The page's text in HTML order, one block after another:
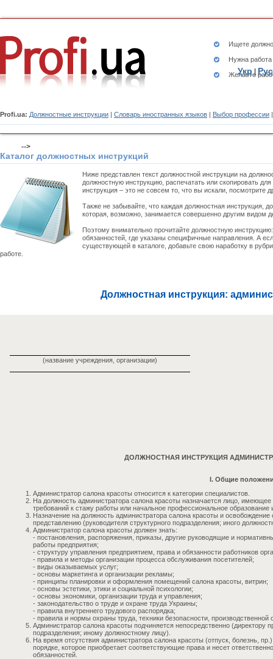
Ищете
Нужна
Желаете
Profi.ua: Должностные инструкции | Словарь иностранных языков | Выбор профессии
Укр| Рус
-->
Каталог должностных инструкций
Ниже представлен текст должностной инструкции на
должностную инструкцию, распечатать или скопировать
инструкция – это не совсем то, что вы искали, посмотрите
Также не забывайте, что каждая должностная инструкция,
которая, возможно, занимается совершенно другим видом
Поэтому внимательно прочитайте должностную
обязанностей, где указаны специфичные направления. А
существующей в каталоге, добавьте свою наработку в
работе.
Должностная инструкция:
(название учреждения, организации)
ДОЛЖНОСТНАЯ ИНСТРУКЦИЯ
I. Общие
Администратор салона красоты относится к категории специалистов.
На должность администратора салона красоты назначается лицо,
требований к стажу работы или начальное профессиональное
Назначение на должность администратора салона красоты и
представлению (руководителя структурного подразделения; иного
Администратор салона красоты должен знать:
- постановления, распоряжения, приказы, другие руководящие и
работы предприятия;
- структуру управления предприятием, права и обязанности работников
- правила и методы организации процесса обслуживания посетителей;
- виды оказываемых услуг;
- основы маркетинга и организации рекламы;
- принципы планировки и оформления помещений салона красоты, витрин;
- основы эстетики, этики и социальной психологии;
- основы экономики, организации труда и управления;
- законодательство о труде и охране труда Украины;
- правила внутреннего трудового распорядка;
- правила и нормы охраны труда, техники безопасности,
Администратор салона красоты подчиняется непосредственно (директору
подразделения; иному должностному лицу).
На время отсутствия администратора салона красоты (отпуск, болезнь,
порядке, которое приобретает соответствующие права и несет
обязанностей.